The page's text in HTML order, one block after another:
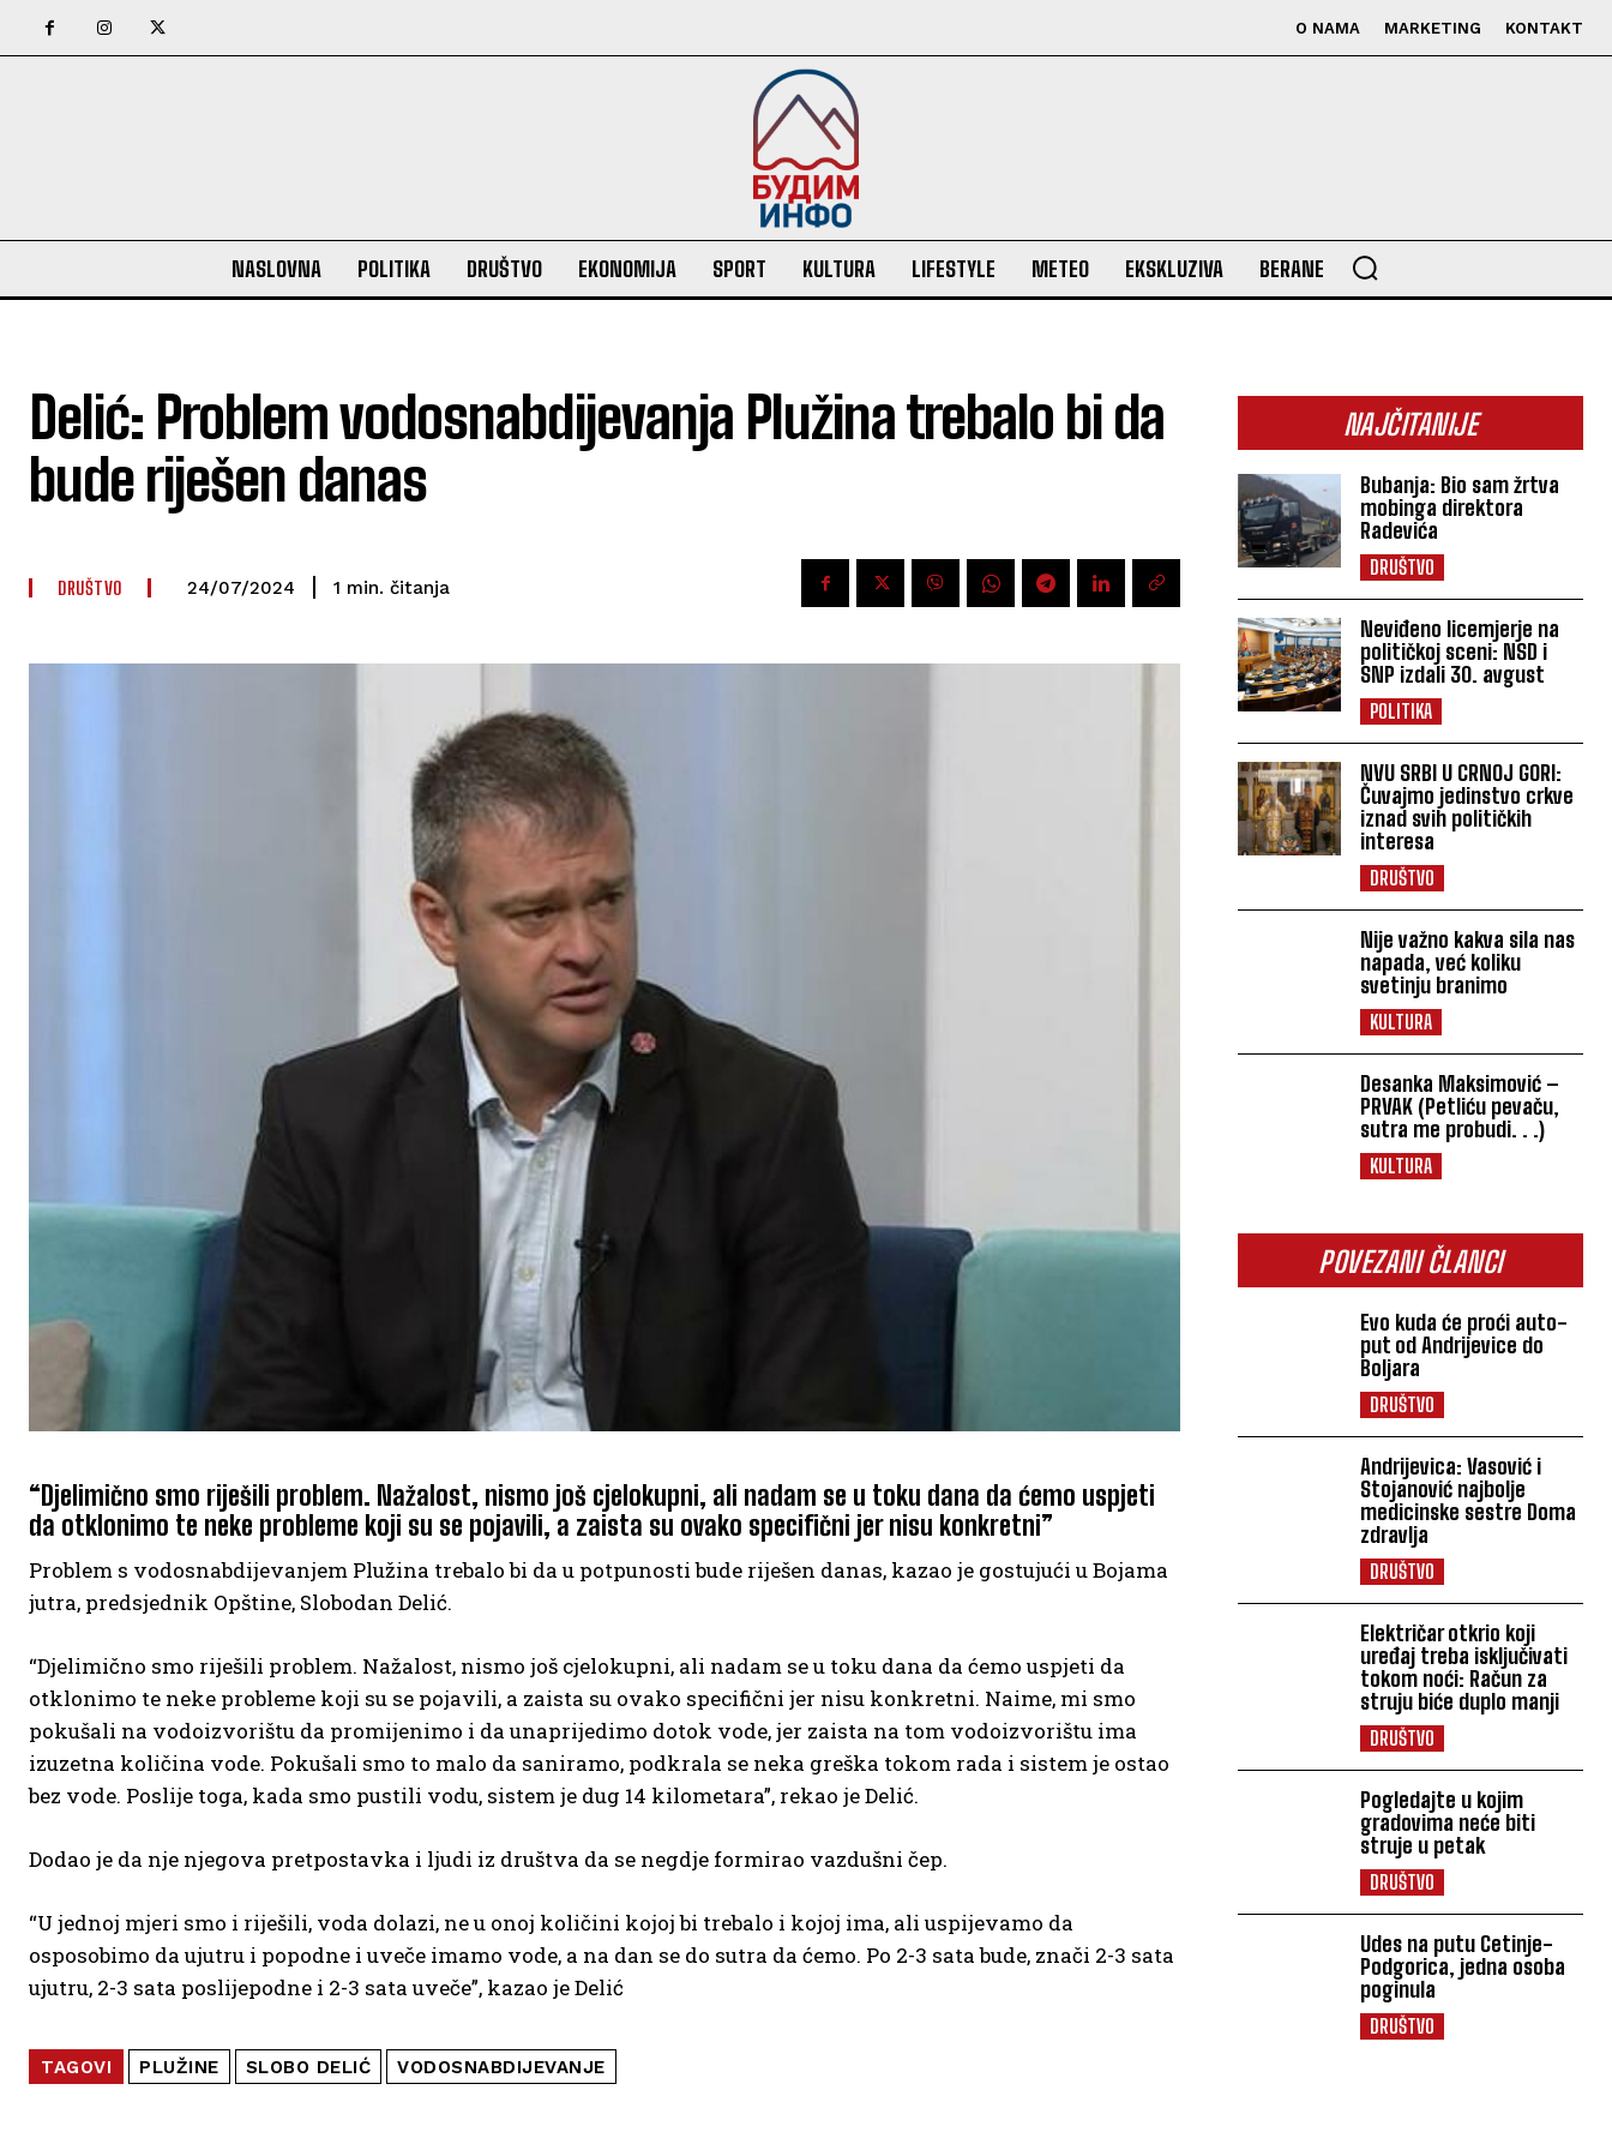
O NAMA MARKETING KONTAKT
NASLOVNA POLITIKA DRUŠTVO EKONOMIJA SPORT KULTURA LIFESTYLE METEO EKSKLUZIVA BERANE
NAJČITANIJE
Bubanja: Bio sam žrtva
mobinga direktora
Radevića
DRUŠTVO
Neviđeno licemjerje na
političkoj sceni: NSD i
SNP izdali 30. avgust
POLITIKA
NVU SRBI U CRNOJ GORI:
Čuvajmo jedinstvo crkve
iznad svih političkih
interesa
DRUŠTVO
Nije važno kakva sila nas
napada, već koliku
svetinju branimo
KULTURA
Desanka Maksimović –
PRVAK (Petliću pevaču,
sutra me probudi. . .)
KULTURA
POVEZANI ČLANCI
Evo kuda će proći auto-
put od Andrijevice do
Boljara
DRUŠTVO
Andrijevica: Vasović i
Stojanović najbolje
medicinske sestre Doma
zdravlja
DRUŠTVO
Električar otkrio koji
uređaj treba isključivati
tokom noći: Račun za
struju biće duplo manji
DRUŠTVO
Pogledajte u kojim
gradovima neće biti
struje u petak
DRUŠTVO
Udes na putu Cetinje-
Podgorica, jedna osoba
poginula
DRUŠTVO
Delić: Problem vodosnabdijevanja Plužina trebalo bi da
bude riješen danas
DRUŠTVO 24/07/2024 1 min. čitanja
“Djelimično smo riješili problem. Nažalost, nismo još cjelokupni, ali nadam se u toku dana da ćemo uspjeti
da otklonimo te neke probleme koji su se pojavili, a zaista su ovako specifični jer nisu konkretni”
Problem s vodosnabdijevanjem Plužina trebalo bi da u potpunosti bude riješen danas, kazao je gostujući u Bojama
jutra, predsjednik Opštine, Slobodan Delić.
“Djelimično smo riješili problem. Nažalost, nismo još cjelokupni, ali nadam se u toku dana da ćemo uspjeti da
otklonimo te neke probleme koji su se pojavili, a zaista su ovako specifični jer nisu konkretni. Naime, mi smo
pokušali na vodoizvorištu da promijenimo i da unaprijedimo dotok vode, jer zaista na tom vodoizvorištu ima
izuzetna količina vode. Pokušali smo to malo da saniramo, podkrala se neka greška tokom rada i sistem je ostao
bez vode. Poslije toga, kada smo pustili vodu, sistem je dug 14 kilometara”, rekao je Delić.
Dodao je da nje njegova pretpostavka i ljudi iz društva da se negdje formirao vazdušni čep.
“U jednoj mjeri smo i riješili, voda dolazi, ne u onoj količini kojoj bi trebalo i kojoj ima, ali uspijevamo da
osposobimo da ujutru i popodne i uveče imamo vode, a na dan se do sutra da ćemo. Po 2-3 sata bude, znači 2-3 sata
ujutru, 2-3 sata poslijepodne i 2-3 sata uveče”, kazao je Delić
TAGOVI PLUŽINE SLOBO DELIĆ VODOSNABDIJEVANJE